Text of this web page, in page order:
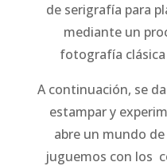
de serigrafía para
mediante un
fotografía
A continuación, se
estampar y
abre un mundo
juguemos con los